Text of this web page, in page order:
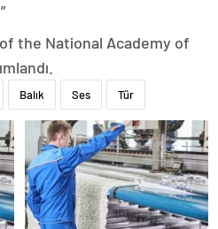
the National Academy of
Balık Ses Tür